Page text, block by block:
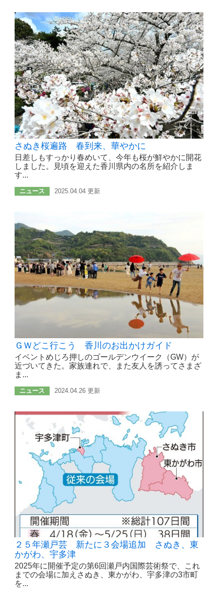
さぬき桜遍路 春到来、華やかに
日差しもすっかり春めいて、今年も桜が鮮やかに開花
しました。見頃を迎えた香川県内の名所を紹介しま
す...
ニュース 2025.04.04 更新
ＧＷどこ行こう 香川のお出かけガイド
イベントめじろ押しのゴールデンウイーク（GW）が
近づいてきた。家族連れで、また友人を誘ってさまざ
ま...
ニュース 2024.04.26 更新
２５年瀬戸芸 新たに３会場追加 さぬき、東
かがわ、宇多津
2025年に開催予定の第6回瀬戸内国際芸術祭で、これ
までの会場に加えさぬき、東かがわ、宇多津の3市町
を...